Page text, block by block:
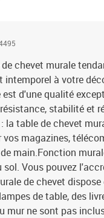
chevet murale
intemporel à votre
est d'une qualité
stabilité et
la table de chevet
vos magazines,
main.Fonction
sol. Vous pouvez
de chevet
de table, des
mur ne sont pas